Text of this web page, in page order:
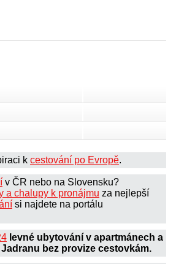
k cestování po Evropě.
v ČR nebo na Slovensku?
a chalupy k pronájmu za nejlepší
si najdete na portálu
levné ubytování v apartmánech a
bez provize cestovkám.